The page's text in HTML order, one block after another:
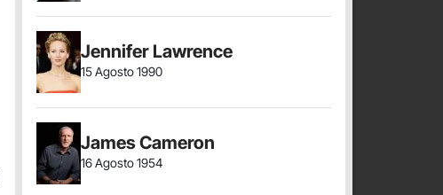
Jennifer Lawrence
15 Agosto 1990
James Cameron
16 Agosto 1954